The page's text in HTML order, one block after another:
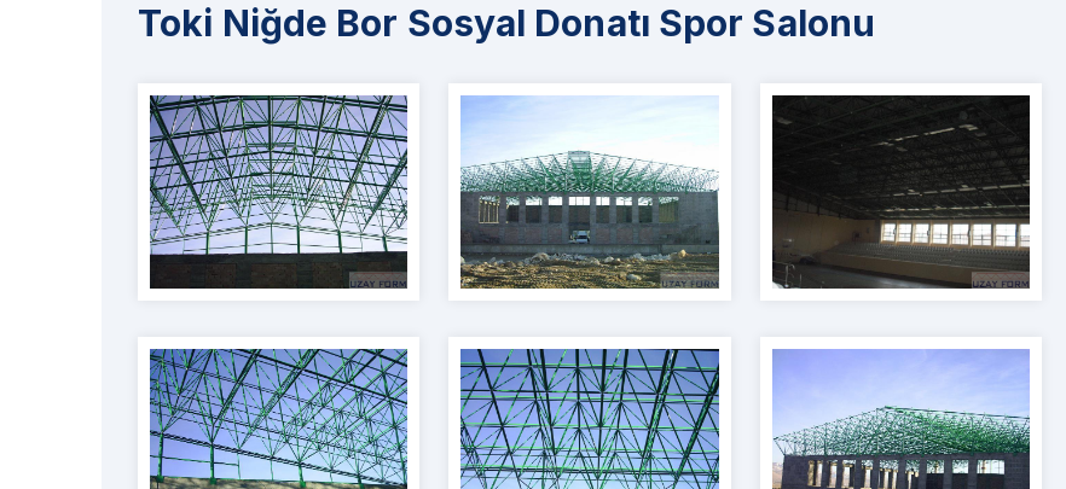
Toki Niğde Bor Sosyal Donatı Spor Salonu